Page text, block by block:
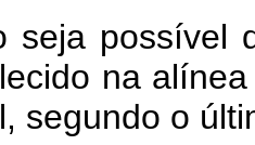
seja possível
na
segundo o